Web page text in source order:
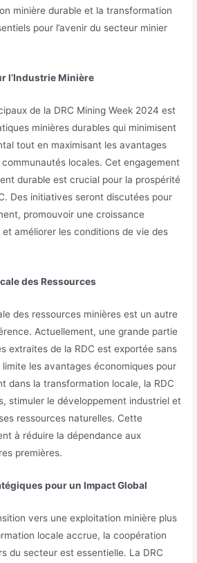
minière durable et la transformation
pour l’avenir du secteur minier
l’Industrie Minière
de la DRC Mining Week 2024 est
minières durables qui minimisent
tout en maximisant les avantages
locales. Cet engagement
durable est crucial pour la prospérité
Des initiatives seront discutées pour
promouvoir une croissance
améliorer les conditions de vie des
des Ressources
des ressources minières est un autre
Actuellement, une grande partie
extraites de la RDC est exportée sans
les avantages économiques pour
dans la transformation locale, la RDC
stimuler le développement industriel et
ressources naturelles. Cette
à réduire la dépendance aux
premières.
pour un Impact Global
vers une exploitation minière plus
locale accrue, la coopération
du secteur est essentielle. La DRC